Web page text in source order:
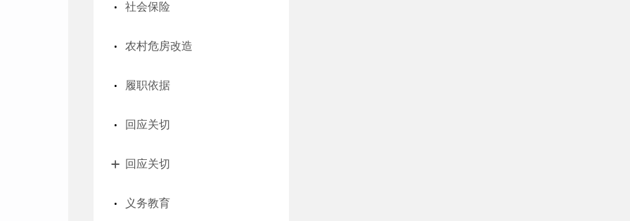
社会保险
农村危房改造
履职依据
回应关切
回应关切
义务教育